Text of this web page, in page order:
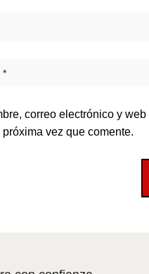
correo electrónico y web
vez que comente.